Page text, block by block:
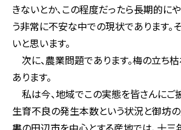
きないとか、この程度だったら長期的に
う非常に不安な中での現状であります
いと思います。
次に、農業問題であります。梅の立ち
あります。
私は今、地域でこの実態を皆さんにご
生育不良の発生本数という状況と御坊